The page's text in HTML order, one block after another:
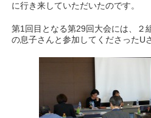
に行き来していただいたのです。
第1回目となる第29回大会には、２
の息子さんと参加してくださったU